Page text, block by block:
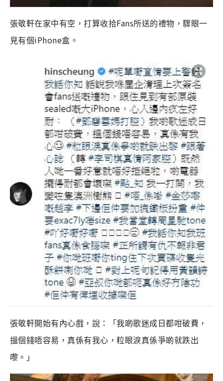
張敬軒在家中有空，打算收拾Fans所送的禮物，驟眼一
見有個iPhone盒。
張敬軒開始有內心戲，說：「我啲歌迷成日都咁破費，
搵個錢唔容易，真係有我心 ，粒眼淚真係爭啲就跌出
嚟。」